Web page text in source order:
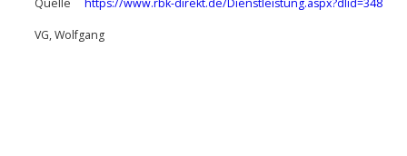
Quelle https://www.rbk-direkt.de/Dienstleistung.aspx?dlid=348
VG, Wolfgang